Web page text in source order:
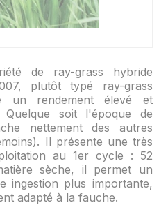
de ray-grass hybride
plutôt typé ray-grass
un rendement élevé et
Quelque soit l'époque de
nettement des autres
Il présente une très
au 1er cycle : 52
sèche, il permet un
ingestion plus importante,
adapté à la fauche.